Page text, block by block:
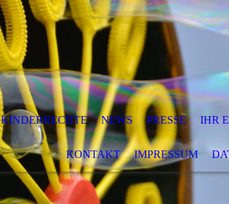
KINDERRECHTE NEWS PRESSE IHR
KONTAKT IMPRESSUM